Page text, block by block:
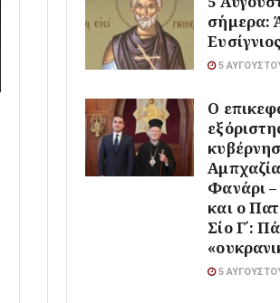
σήμερα:
5
Ο
Φανάρι
και ο
Σίο Γ΄:
5